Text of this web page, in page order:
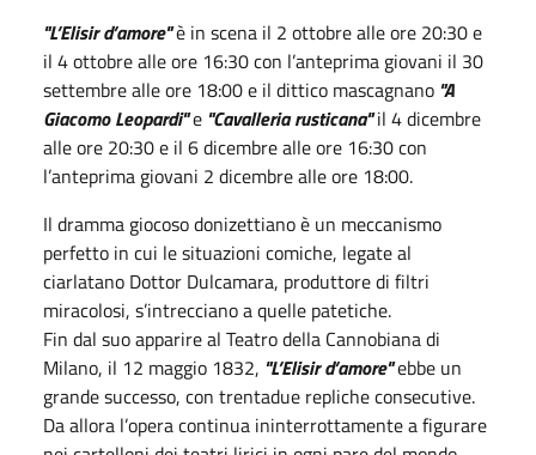
"L’Elisir d’amore"è in scena il 2 ottobre alle ore 20:30 e
il 4 ottobre alle ore 16:30 con l’anteprima giovani il 30
settembre alle ore 18:00 e il dittico mascagnano "A
Giacomo Leopardi"e "Cavalleria rusticana"il 4 dicembre
alle ore 20:30 e il 6 dicembre alle ore 16:30 con
l’anteprima giovani 2 dicembre alle ore 18:00.
Il dramma giocoso donizettiano è un meccanismo
perfetto in cui le situazioni comiche, legate al
ciarlatano Dottor Dulcamara, produttore di filtri
miracolosi, s’intrecciano a quelle patetiche.
Fin dal suo apparire al Teatro della Cannobiana di
Milano, il 12 maggio 1832, "L’Elisir d’amore"ebbe un
grande successo, con trentadue repliche consecutive.
Da allora l’opera continua ininterrottamente a figurare